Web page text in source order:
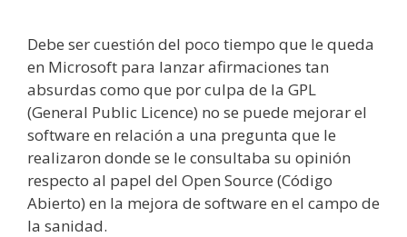
Debe ser cuestión del poco tiempo que le queda
en Microsoft para lanzar afirmaciones tan
absurdas como que por culpa de la GPL
(General Public Licence) no se puede mejorar el
software en relación a una pregunta que le
realizaron donde se le consultaba su opinión
respecto al papel del Open Source (Código
Abierto) en la mejora de software en el campo de
la sanidad.